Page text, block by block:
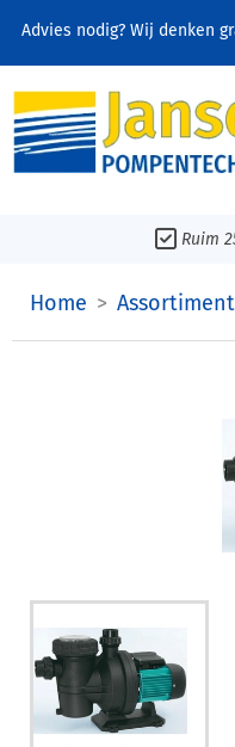
Advies nodig? Wij denken
Ruim
Home Assortiment